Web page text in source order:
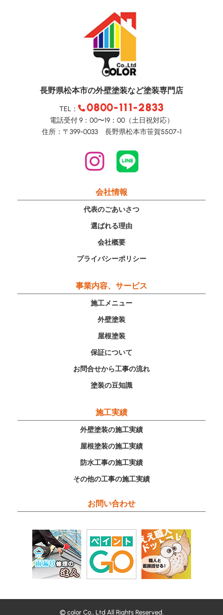
長野県松本市の外壁塗装など塗装専門店
TEL： 0800-111-2833
電話受付 9：00〜19：00（土日祝対応）
住所：〒399-0033 長野県松本市笹賀5507-1
会社情報
代表のごあいさつ
選ばれる理由
会社概要
プライバシーポリシー
事業内容、サービス
施工メニュー
外壁塗装
屋根塗装
保証について
お問合せから工事の流れ
塗装の豆知識
施工実績
外壁塗装の施工実績
屋根塗装の施工実績
防水工事の施工実績
その他の工事の施工実績
お問い合わせ
© color Co., Ltd All Rights Reserved.